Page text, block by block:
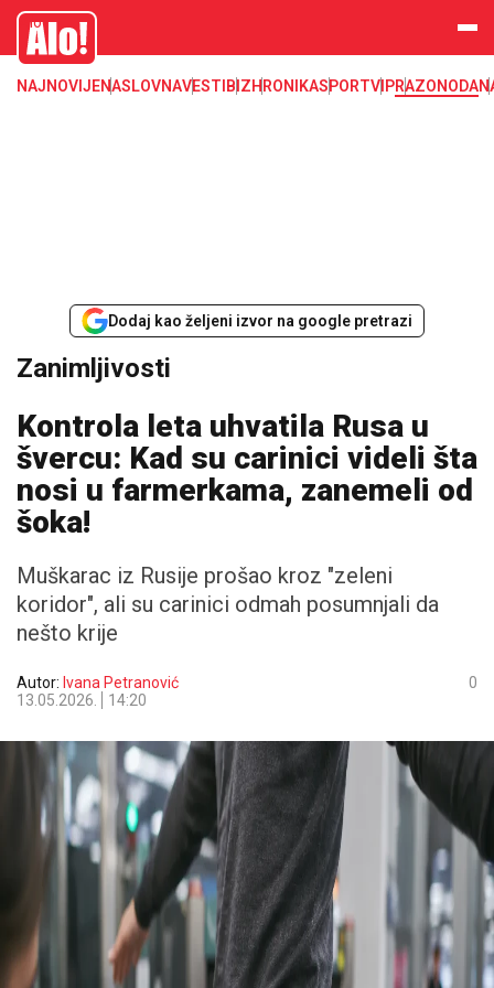
Zanimljivosti
Alo
NAJNOVIJENASLOVNAVESTI BIZHRONIKASPORTVIPRAZONODA
Dodaj kao željeni izvor na google pretrazi
Zanimljivosti
Kontrola leta uhvatila Rusa u
švercu: Kad su carinici videli šta
nosi u farmerkama, zanemeli od
šoka!
Muškarac iz Rusije prošao kroz "zeleni
koridor", ali su carinici odmah posumnjali da
nešto krije
Autor: Ivana Petranović
13.05.2026.
14:20
0